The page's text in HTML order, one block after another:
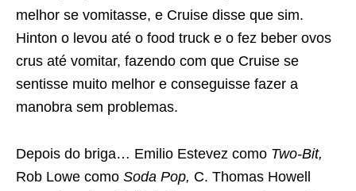
melhor se vomitasse, e Cruise disse que sim.
Hinton o levou até o food truck e o fez beber ovos
crus até vomitar, fazendo com que Cruise se
sentisse muito melhor e conseguisse fazer a
manobra sem problemas.
Depois do briga… Emilio Estevez como Two-Bit,
Rob Lowe como Soda Pop, C. Thomas Howell